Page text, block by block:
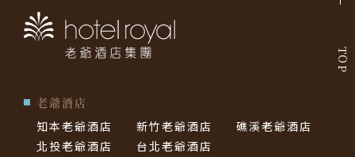
TOP
老爺酒店
知本老爺酒店
新竹老爺酒店
礁溪老爺酒店
北投老爺酒店
台北老爺酒店